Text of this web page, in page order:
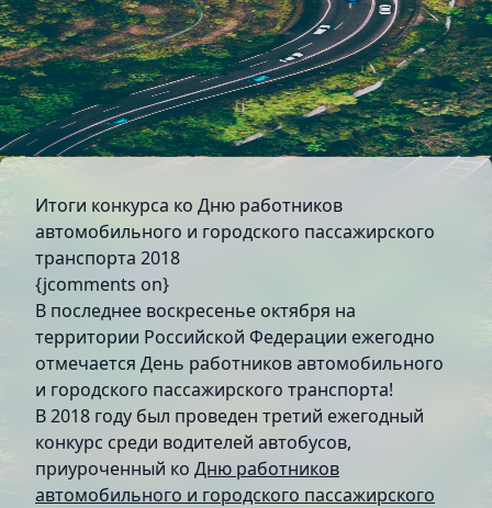
Итоги конкурса ко Дню работников
автомобильного и городского пассажирского
транспорта 2018
{jcomments on}
В последнее воскресенье октября на
территории Российской Федерации ежегодно
отмечается День работников автомобильного
и городского пассажирского транспорта!
В 2018 году был проведен третий ежегодный
конкурс среди водителей автобусов,
приуроченный ко Дню работников
автомобильного и городского пассажирского